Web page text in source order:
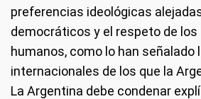
preferencias ideológicas
democráticos y el respeto de los
humanos, como lo han señalado
internacionales de los que la
La Argentina debe condenar